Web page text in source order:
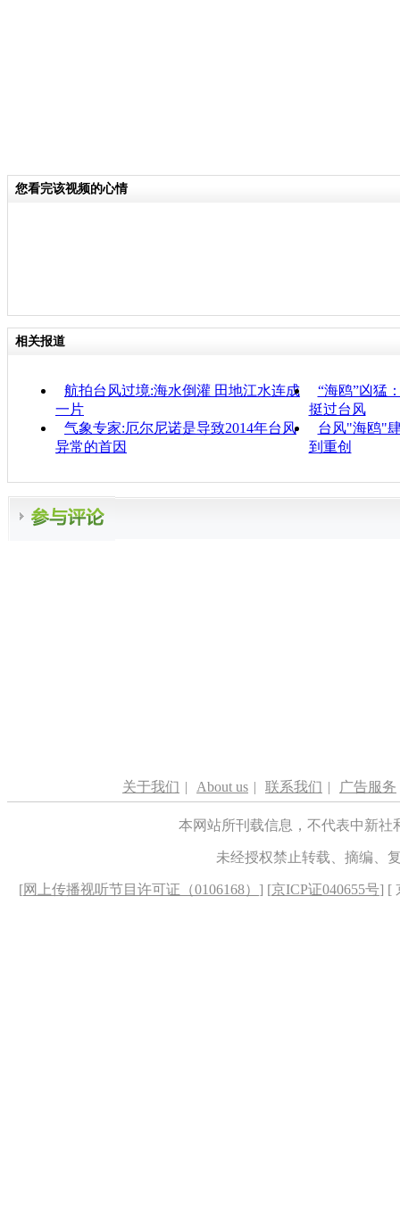
您看完该视频的心情
相关报道
航拍台风过境:海水倒灌 田地江水连成
一片
“海鸥”凶猛
挺过台风
气象专家:厄尔尼诺是导致2014年台风
异常的首因
台风"海鸥"
到重创
关于我们 | About us | 联系我们 | 广告服务
本网站所刊载信息，不代表中新
未经授权禁止转载、摘编、
[网上传播视听节目许可证（0106168） ] [京ICP证040655号] [